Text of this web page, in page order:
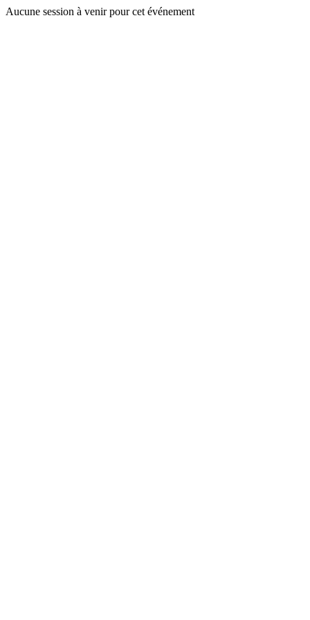
Aucune session à venir pour cet événement